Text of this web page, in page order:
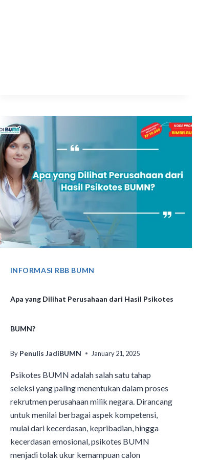
INFORMASI RBB BUMN
Apa yang Dilihat Perusahaan dari Hasil Psikotes
BUMN?
By Penulis JadiBUMN January 21, 2025
Psikotes BUMN adalah salah satu tahap
seleksi yang paling menentukan dalam proses
rekrutmen perusahaan milik negara. Dirancang
untuk menilai berbagai aspek kompetensi,
mulai dari kecerdasan, kepribadian, hingga
kecerdasan emosional, psikotes BUMN
menjadi tolak ukur kemampuan calon